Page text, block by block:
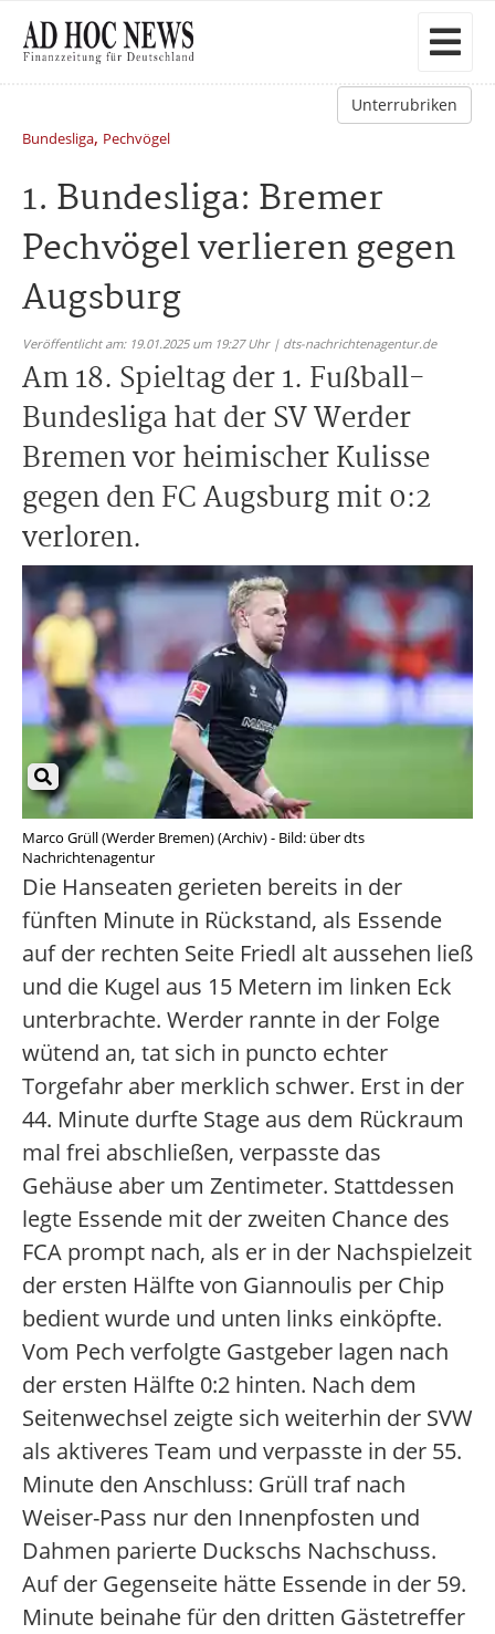
Unterrubriken
Bundesliga, Pechvögel
1. Bundesliga: Bremer
Pechvögel verlieren gegen
Augsburg
Veröffentlicht am: 19.01.2025 um 19:27 Uhr | dts-nachrichtenagentur.de
Am 18. Spieltag der 1. Fußball-
Bundesliga hat der SV Werder
Bremen vor heimischer Kulisse
gegen den FC Augsburg mit 0:2
verloren.
Marco Grüll (Werder Bremen) (Archiv) - Bild: über dts
Nachrichtenagentur
Die Hanseaten gerieten bereits in der
fünften Minute in Rückstand, als Essende
auf der rechten Seite Friedl alt aussehen ließ
und die Kugel aus 15 Metern im linken Eck
unterbrachte. Werder rannte in der Folge
wütend an, tat sich in puncto echter
Torgefahr aber merklich schwer. Erst in der
44. Minute durfte Stage aus dem Rückraum
mal frei abschließen, verpasste das
Gehäuse aber um Zentimeter. Stattdessen
legte Essende mit der zweiten Chance des
FCA prompt nach, als er in der Nachspielzeit
der ersten Hälfte von Giannoulis per Chip
bedient wurde und unten links einköpfte.
Vom Pech verfolgte Gastgeber lagen nach
der ersten Hälfte 0:2 hinten. Nach dem
Seitenwechsel zeigte sich weiterhin der SVW
als aktiveres Team und verpasste in der 55.
Minute den Anschluss: Grüll traf nach
Weiser-Pass nur den Innenpfosten und
Dahmen parierte Duckschs Nachschuss.
Auf der Gegenseite hätte Essende in der 59.
Minute beinahe für den dritten Gästetreffer